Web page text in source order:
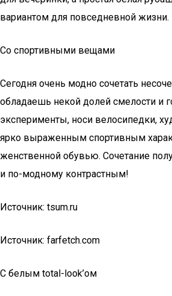
вариантом для повседневной жизни.
Со спортивными вещами
Сегодня очень модно сочетать
обладаешь некой долей смелости и
эксперименты, носи велосипедки,
ярко выраженным спортивным
женственной обувью. Сочетание
и по-модному контрастным!
Источник: tsum.ru
Источник: farfetch.com
С белым total-look’ом